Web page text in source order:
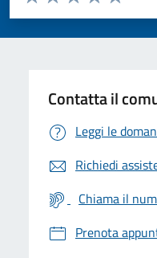
Valuta 5
Valuta 4
Valuta 3 stelle
Valuta 2 stelle su 5
Valuta 1 stelle su 5
Contatta il
Leggi le
Richiedi
Chiama il
Prenota